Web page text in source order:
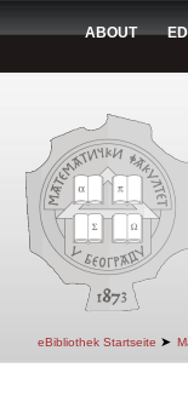
ABOUT
eBibliothek Startseite ➤